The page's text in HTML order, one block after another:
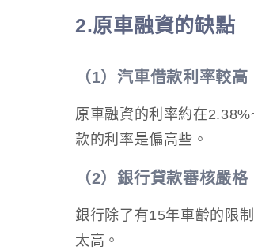
2.原車融資的缺點
（1）汽車借款利率較高
原車融資的利率約在
款的利率是偏高些。
（2）銀行貸款審核嚴格
銀行除了有15年車齡的限
太高。